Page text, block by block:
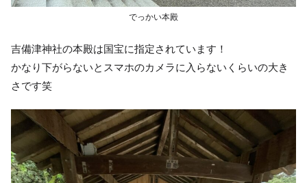
でっかい本殿
吉備津神社の本殿は国宝に指定されています！
かなり下がらないとスマホのカメラに入らないくらいの大き
さです笑